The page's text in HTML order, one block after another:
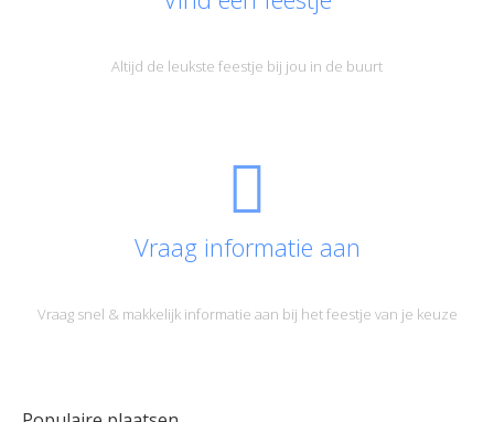
Altijd de leukste feestje bij jou in de buurt
Vraag informatie aan
Vraag snel & makkelijk informatie aan bij het feestje van je keuze